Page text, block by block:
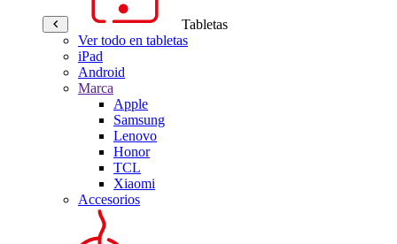
Tabletas
Ver todo en tabletas
iPad
Android
Marca
Apple
Samsung
Lenovo
Honor
TCL
Xiaomi
Accesorios